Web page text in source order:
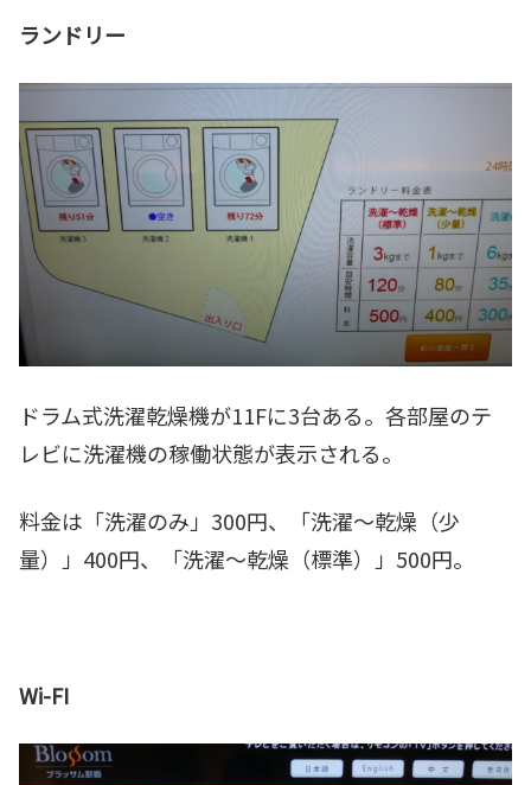
ランドリー
ドラム式洗濯乾燥機が11Fに3台ある。各部屋のテ
レビに洗濯機の稼働状態が表示される。
料金は「洗濯のみ」300円、「洗濯～乾燥（少
量）」400円、「洗濯～乾燥（標準）」500円。
Wi-FI